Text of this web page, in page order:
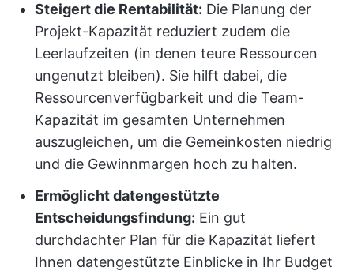
Steigert die Rentabilität: Die Planung der
Projekt-Kapazität reduziert zudem die
Leerlaufzeiten (in denen teure Ressourcen
ungenutzt bleiben). Sie hilft dabei, die
Ressourcenverfügbarkeit und die Team-
Kapazität im gesamten Unternehmen
auszugleichen, um die Gemeinkosten niedrig
und die Gewinnmargen hoch zu halten.
Ermöglicht datengestützte
Entscheidungsfindung: Ein gut
durchdachter Plan für die Kapazität liefert
Ihnen datengestützte Einblicke in Ihr Budget